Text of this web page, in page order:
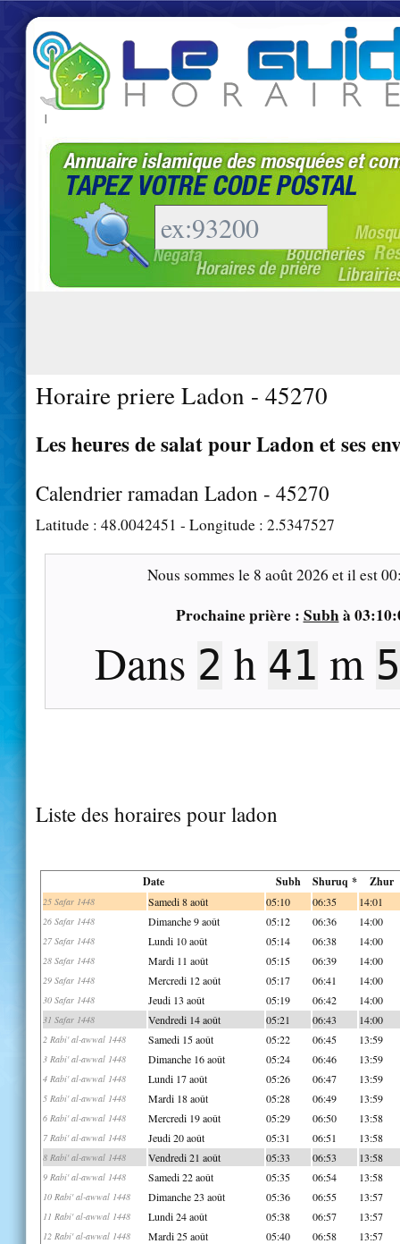
|
Horaire priere Ladon - 45270
Les heures de salat pour Ladon et ses
Calendrier ramadan Ladon - 45270
Latitude : 48.0042451 - Longitude : 2.5347527
Nous sommes le 8 août 2026 et il est
Prochaine prière : Subhà
Dans 2 h 41 m
Liste des horaires pour ladon
Date Subh Shuruq * Zhur
25 Safar 1448 Samedi 8 août 05:10 06:35 14:01
26 Safar 1448 Dimanche 9 août 05:12 06:36 14:00
27 Safar 1448 Lundi 10 août 05:14 06:38 14:00
28 Safar 1448 Mardi 11 août 05:15 06:39 14:00
29 Safar 1448 Mercredi 12 août 05:17 06:41 14:00
30 Safar 1448 Jeudi 13 août 05:19 06:42 14:00
31 Safar 1448 Vendredi 14 août 05:21 06:43 14:00
2 Rabi' al-awwal 1448 Samedi 15 août 05:22 06:45 13:59
3 Rabi' al-awwal 1448 Dimanche 16 août 05:24 06:46 13:59
4 Rabi' al-awwal 1448 Lundi 17 août 05:26 06:47 13:59
5 Rabi' al-awwal 1448 Mardi 18 août 05:28 06:49 13:59
6 Rabi' al-awwal 1448 Mercredi 19 août 05:29 06:50 13:58
7 Rabi' al-awwal 1448 Jeudi 20 août 05:31 06:51 13:58
8 Rabi' al-awwal 1448 Vendredi 21 août 05:33 06:53 13:58
9 Rabi' al-awwal 1448 Samedi 22 août 05:35 06:54 13:58
10 Rabi' al-awwal 1448 Dimanche 23 août 05:36 06:55 13:57
11 Rabi' al-awwal 1448 Lundi 24 août 05:38 06:57 13:57
12 Rabi' al-awwal 1448 Mardi 25 août 05:40 06:58 13:57